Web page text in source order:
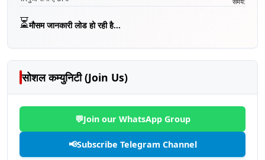
⏳मौसम जानकारी लोड हो रही है...
सोशल कम्युनिटी (Join Us)
💬Join our WhatsApp Group
📢Subscribe Telegram Channel